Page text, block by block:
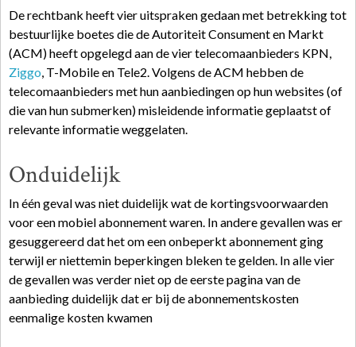
De rechtbank heeft vier uitspraken gedaan met betrekking tot
bestuurlijke boetes die de Autoriteit Consument en Markt
(ACM) heeft opgelegd aan de vier telecomaanbieders KPN,
Ziggo, T-Mobile en Tele2. Volgens de ACM hebben de
telecomaanbieders met hun aanbiedingen op hun websites (of
die van hun submerken) misleidende informatie geplaatst of
relevante informatie weggelaten.
Onduidelijk
In één geval was niet duidelijk wat de kortingsvoorwaarden
voor een mobiel abonnement waren. In andere gevallen was er
gesuggereerd dat het om een onbeperkt abonnement ging
terwijl er niettemin beperkingen bleken te gelden. In alle vier
de gevallen was verder niet op de eerste pagina van de
aanbieding duidelijk dat er bij de abonnementskosten
eenmalige kosten kwamen